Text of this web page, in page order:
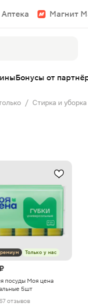
Аптека Магнит
Бонусы от
/ Стирка и уборка
Только у нас
посуды Моя цена
5шт
отзывов